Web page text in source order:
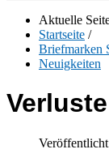
Aktuelle
Startseite /
Briefmarken
Neuigkeiten